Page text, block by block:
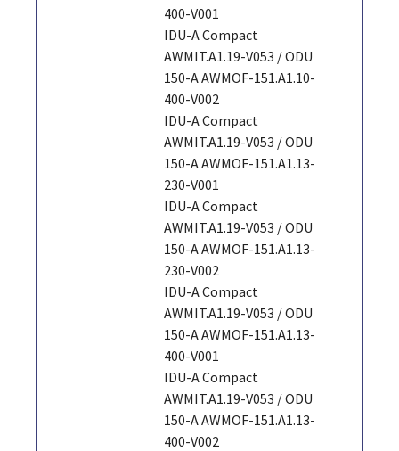
400-V001
IDU-A Compact
AWMIT.A1.19-V053 / ODU
150-A AWMOF-151.A1.10-
400-V002
IDU-A Compact
AWMIT.A1.19-V053 / ODU
150-A AWMOF-151.A1.13-
230-V001
IDU-A Compact
AWMIT.A1.19-V053 / ODU
150-A AWMOF-151.A1.13-
230-V002
IDU-A Compact
AWMIT.A1.19-V053 / ODU
150-A AWMOF-151.A1.13-
400-V001
IDU-A Compact
AWMIT.A1.19-V053 / ODU
150-A AWMOF-151.A1.13-
400-V002